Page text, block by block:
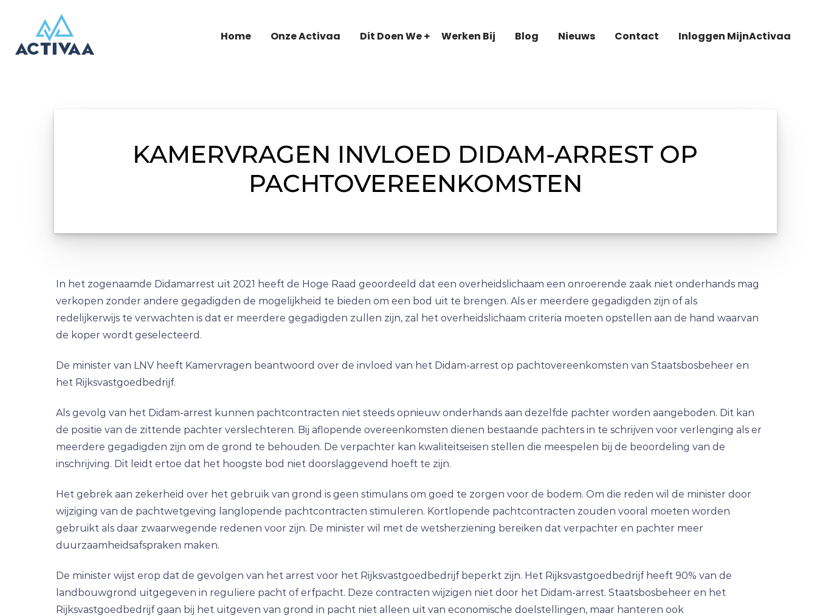
Home Onze Activaa Dit Doen We Werken Bij Blog Nieuws Contact Inloggen MijnActivaa
KAMERVRAGEN INVLOED DIDAM-ARREST OP
PACHTOVEREENKOMSTEN
In het zogenaamde Didamarrest uit 2021 heeft de Hoge Raad geoordeeld dat een overheidslichaam een onroerende zaak niet onderhands mag
verkopen zonder andere gegadigden de mogelijkheid te bieden om een bod uit te brengen. Als er meerdere gegadigden zijn of als
redelijkerwijs te verwachten is dat er meerdere gegadigden zullen zijn, zal het overheidslichaam criteria moeten opstellen aan de hand waarvan
de koper wordt geselecteerd.
De minister van LNV heeft Kamervragen beantwoord over de invloed van het Didam-arrest op pachtovereenkomsten van Staatsbosbeheer en
het Rijksvastgoedbedrijf.
Als gevolg van het Didam-arrest kunnen pachtcontracten niet steeds opnieuw onderhands aan dezelfde pachter worden aangeboden. Dit kan
de positie van de zittende pachter verslechteren. Bij aflopende overeenkomsten dienen bestaande pachters in te schrijven voor verlenging als er
meerdere gegadigden zijn om de grond te behouden. De verpachter kan kwaliteitseisen stellen die meespelen bij de beoordeling van de
inschrijving. Dit leidt ertoe dat het hoogste bod niet doorslaggevend hoeft te zijn.
Het gebrek aan zekerheid over het gebruik van grond is geen stimulans om goed te zorgen voor de bodem. Om die reden wil de minister door
wijziging van de pachtwetgeving langlopende pachtcontracten stimuleren. Kortlopende pachtcontracten zouden vooral moeten worden
gebruikt als daar zwaarwegende redenen voor zijn. De minister wil met de wetsherziening bereiken dat verpachter en pachter meer
duurzaamheidsafspraken maken.
De minister wijst erop dat de gevolgen van het arrest voor het Rijksvastgoedbedrijf beperkt zijn. Het Rijksvastgoedbedrijf heeft 90% van de
landbouwgrond uitgegeven in reguliere pacht of erfpacht. Deze contracten wijzigen niet door het Didam-arrest. Staatsbosbeheer en het
Rijksvastgoedbedrijf gaan bij het uitgeven van grond in pacht niet alleen uit van economische doelstellingen, maar hanteren ook